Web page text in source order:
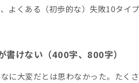
よくある（初歩的な）失敗10タイプ
けない（400字、800字）
に大変だとは思わなかった。たく